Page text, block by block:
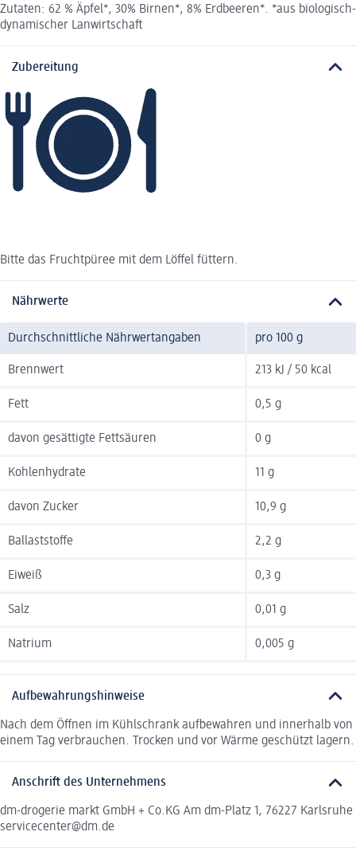
Zutaten: 62 % Äpfel*, 30% Birnen*, 8% Erdbeeren*. *aus biologisch-
dynamischer Lanwirtschaft
Zubereitung
Bitte das Fruchtpüree mit dem Löffel füttern.
Nährwerte
Durchschnittliche Nährwertangaben pro 100 g
Brennwert 213 kJ / 50 kcal
Fett 0,5 g
davon gesättigte Fettsäuren 0 g
Kohlenhydrate 11 g
davon Zucker 10,9 g
Ballaststoffe 2,2 g
Eiweiß 0,3 g
Salz 0,01 g
Natrium 0,005 g
Aufbewahrungshinweise
Nach dem Öffnen im Kühlschrank aufbewahren und innerhalb von
einem Tag verbrauchen. Trocken und vor Wärme geschützt lagern.
Anschrift des Unternehmens
dm-drogerie markt GmbH + Co.KG Am dm-Platz 1, 76227 Karlsruhe
servicecenter@dm.de